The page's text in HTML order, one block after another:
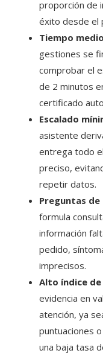
proporción de
éxito desde el
Tiempo
gestiones se
comprobar el
de 2 minutos
certificado
Escalado
asistente
entrega todo
preciso,
repetir datos.
Preguntas
formula
información
pedido,
imprecisos.
Alto índice
evidencia en
atención, ya
puntuaciones
una baja tasa